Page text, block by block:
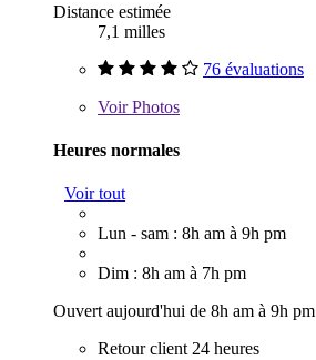
Distance estimée
7,1 milles
76 évaluations
VoirPhotos
Heures normales
Voir tout
Lun - sam : 8h am à 9h pm
Dim : 8h am à 7h pm
Ouvert aujourd'hui de 8h am à 9h pm
Retour client 24 heures